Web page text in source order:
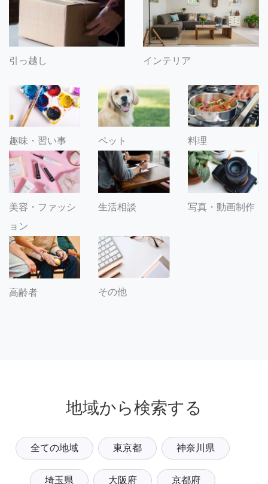
引っ越し インテリア
趣味・習い事 ペット 料理
美容・ファッシ
ョン
生活相談 写真・動画制作
高齢者 その他
地域から検索する
全ての地域 東京都 神奈川県
埼玉県 大阪府 京都府